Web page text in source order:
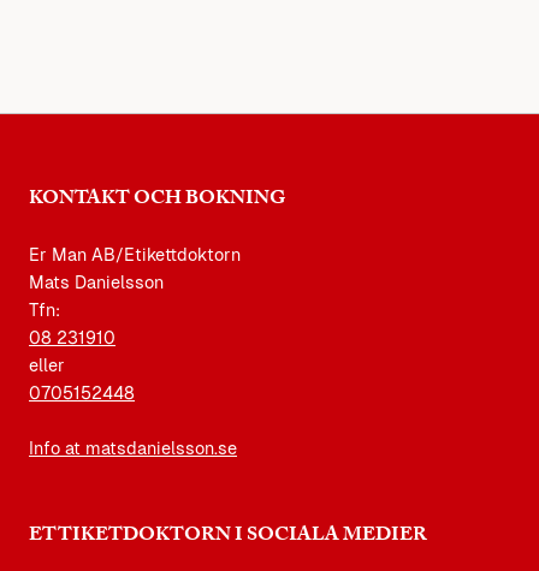
KONTAKT OCH BOKNING
Er Man AB/Etikettdoktorn
Mats Danielsson
Tfn:
08 231910
eller
0705152448
Info at matsdanielsson.se
ETTIKETDOKTORN I SOCIALA MEDIER